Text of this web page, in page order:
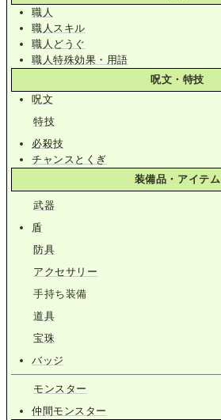
職人
職人スキル
職人どうぐ
職人特殊効果・用語
呪文・特技
呪文
特技
必殺技
チャンスとくぎ
装備品・アイテム
武器
盾
防具
アクセサリー
手持ち装備
道具
宝珠
バッジ
モンスター
仲間モンスター